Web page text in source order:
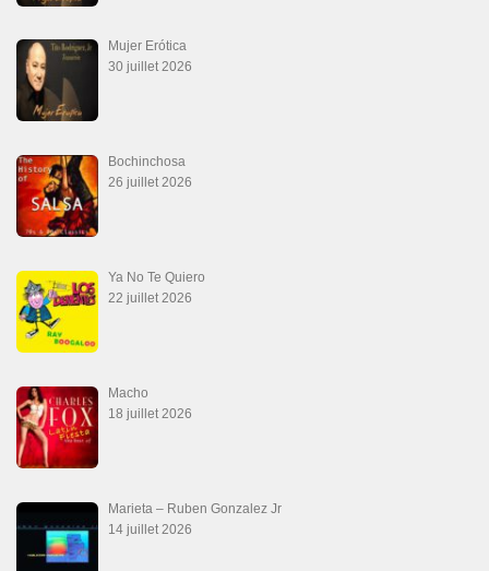
Mujer Erótica
30 juillet 2026
Bochinchosa
26 juillet 2026
Ya No Te Quiero
22 juillet 2026
Macho
18 juillet 2026
Marieta – Ruben Gonzalez Jr
14 juillet 2026